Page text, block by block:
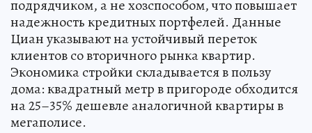
подрядчиком, а не хозспособом, что повышает
надежность кредитных портфелей. Данные
Циан указывают на устойчивый переток
клиентов со вторичного рынка квартир.
Экономика стройки складывается в пользу
дома: квадратный метр в пригороде обходится
на 25–35% дешевле аналогичной квартиры в
мегаполисе.